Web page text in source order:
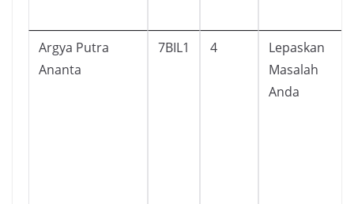
Argya Putra
Ananta
7BIL1 4
Lepaskan
Masalah
Anda